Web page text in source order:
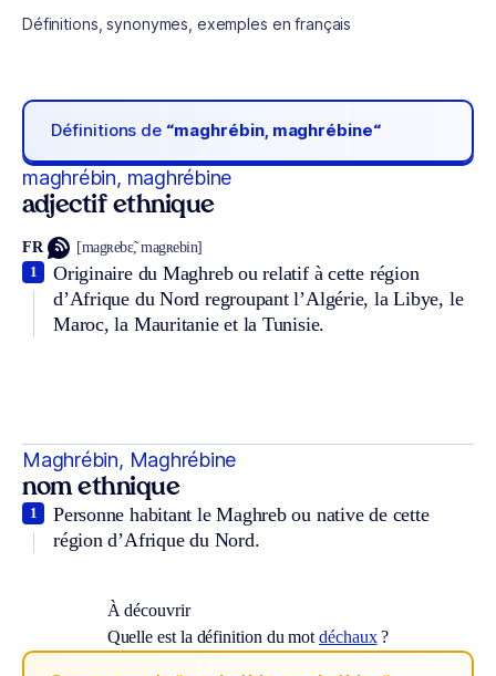
Définitions, synonymes, exemples en français
Définitions de “maghrébin, maghrébine“
maghrébin, maghrébine
adjectif ethnique
FR [magʀebɛ̃, magʀebin]
Originaire du Maghreb ou relatif à cette région
d’Afrique du Nord regroupant l’Algérie, la Libye, le
Maroc, la Mauritanie et la Tunisie.
1
Maghrébin, Maghrébine
nom ethnique
Personne habitant le Maghreb ou native de cette
région d’Afrique du Nord.
1
À découvrir
Quelle est la définition du motdéchaux?